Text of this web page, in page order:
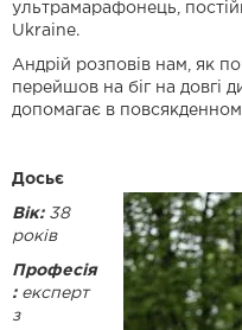
ультрамарафонець,
Ukraine.
Андрій розповів нам, як
перейшов на біг на довгі
допомагає в
Досьє
Вік: 38
років
Професія
: експерт
з